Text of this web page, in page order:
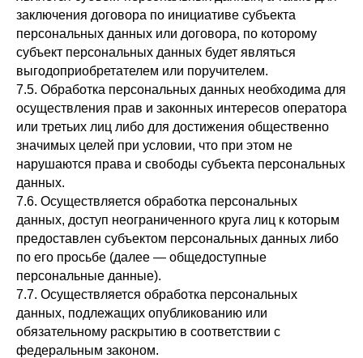
заключения договора по инициативе субъекта
персональных данных или договора, по которому
субъект персональных данных будет являться
выгодоприобретателем или поручителем.
7.5. Обработка персональных данных необходима для
осуществления прав и законных интересов оператора
или третьих лиц либо для достижения общественно
значимых целей при условии, что при этом не
нарушаются права и свободы субъекта персональных
данных.
7.6. Осуществляется обработка персональных
данных, доступ неограниченного круга лиц к которым
предоставлен субъектом персональных данных либо
по его просьбе (далее — общедоступные
персональные данные).
7.7. Осуществляется обработка персональных
данных, подлежащих опубликованию или
обязательному раскрытию в соответствии с
федеральным законом.